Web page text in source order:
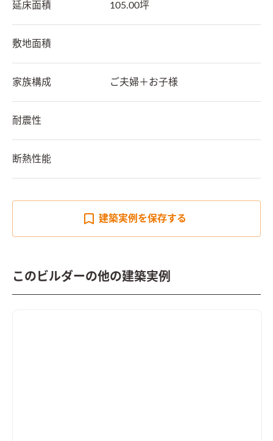
延床面積 105.00坪
敷地面積
家族構成 ご夫婦＋お子様
耐震性
断熱性能
建築実例を保存する
このビルダーの他の建築実例